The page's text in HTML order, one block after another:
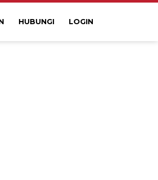
HUBUNGI LOGIN